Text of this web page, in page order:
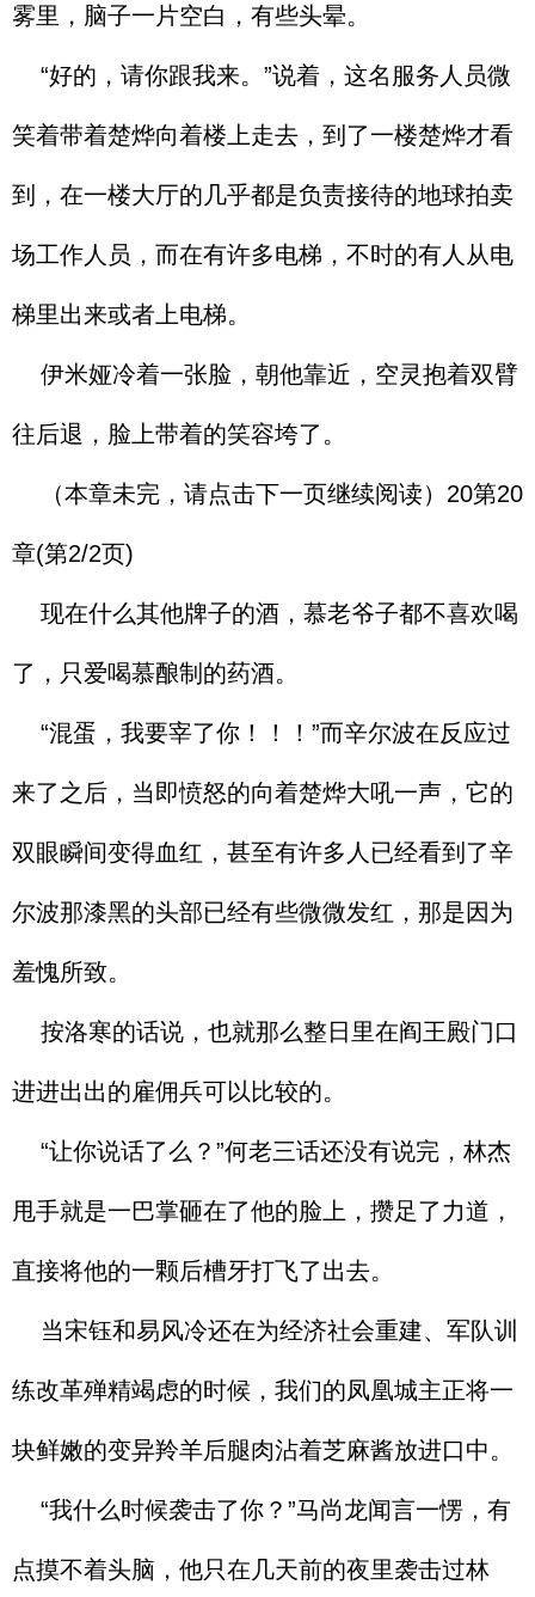
雾里，脑子一片空白，有些头晕。
“好的，请你跟我来。”说着，这名服务人员微
笑着带着楚烨向着楼上走去，到了一楼楚烨才看
到，在一楼大厅的几乎都是负责接待的地球拍卖
场工作人员，而在有许多电梯，不时的有人从电
梯里出来或者上电梯。
伊米娅冷着一张脸，朝他靠近，空灵抱着双臂
往后退，脸上带着的笑容垮了。
（本章未完，请点击下一页继续阅读）20第20
章(第2/2页)
现在什么其他牌子的酒，慕老爷子都不喜欢喝
了，只爱喝慕酿制的药酒。
“混蛋，我要宰了你！！！”而辛尔波在反应过
来了之后，当即愤怒的向着楚烨大吼一声，它的
双眼瞬间变得血红，甚至有许多人已经看到了辛
尔波那漆黑的头部已经有些微微发红，那是因为
羞愧所致。
按洛寒的话说，也就那么整日里在阎王殿门口
进进出出的雇佣兵可以比较的。
“让你说话了么？”何老三话还没有说完，林杰
甩手就是一巴掌砸在了他的脸上，攒足了力道，
直接将他的一颗后槽牙打飞了出去。
当宋钰和易风冷还在为经济社会重建、军队训
练改革殚精竭虑的时候，我们的凤凰城主正将一
块鲜嫩的变异羚羊后腿肉沾着芝麻酱放进口中。
“我什么时候袭击了你？”马尚龙闻言一愣，有
点摸不着头脑，他只在几天前的夜里袭击过林